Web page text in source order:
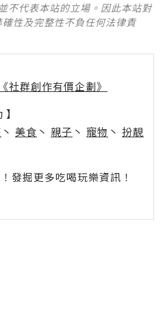
不代表本站的立場。因此本站對
性及完整性不負任何法律責
社群創作有價企劃》
丶 美食 丶 親子 丶 寵物 丶 扮靚
掘更多吃喝玩樂資訊！